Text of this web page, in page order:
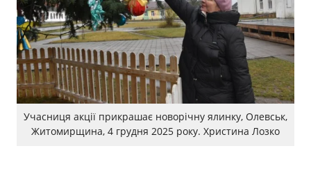
Учасниця акції прикрашає новорічну ялинку, Олевськ,
Житомирщина, 4 грудня 2025 року. Христина Лозко